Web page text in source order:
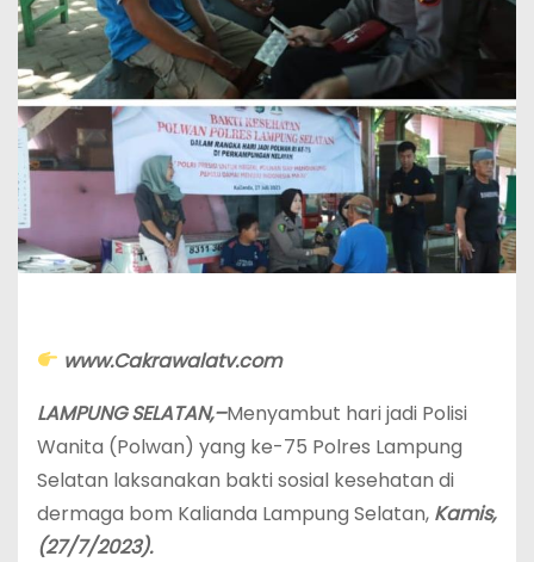
www.Cakrawalatv.com
LAMPUNG SELATAN,–Menyambut hari jadi Polisi
Wanita (Polwan) yang ke-75 Polres Lampung
Selatan laksanakan bakti sosial kesehatan di
dermaga bom Kalianda Lampung Selatan, Kamis,
(27/7/2023).